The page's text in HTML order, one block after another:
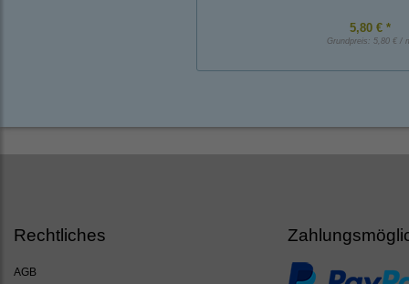
5,80 € *
Grundpreis: 5,80 € /
Rechtliches
AGB